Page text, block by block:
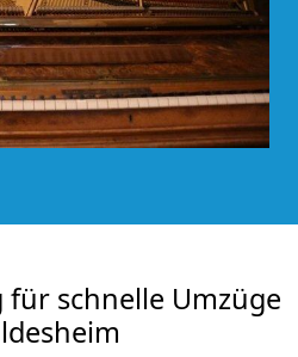
für schnelle Umzüge